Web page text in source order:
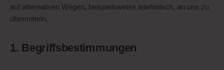
auf alternativen Wegen, beispielsweise telefonisch, an uns zu
übermitteln.
1. Begriffsbestimmungen